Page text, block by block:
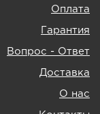
Оплата
Гарантия
Вопрос - Ответ
Доставка
О нас